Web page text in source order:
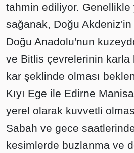
tahmin ediliyor. Genellikle
sağanak, Doğu
Doğu Anadolu'nun
ve Bitlis çevrelerinin karla
kar şeklinde olması
Kıyı Ege ile Edirne
yerel olarak kuvvetli
Sabah ve gece
kesimlerde buzlanma ve